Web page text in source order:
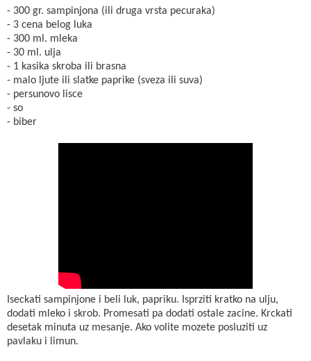
- 300 gr. sampinjona (ili druga vrsta pecuraka)
- 3 cena belog luka
- 300 ml. mleka
- 30 ml. ulja
- 1 kasika skroba ili brasna
- malo ljute ili slatke paprike (sveza ili suva)
- persunovo lisce
- so
- biber
Iseckati sampinjone i beli luk, papriku. Isprziti kratko na ulju,
dodati mleko i skrob. Promesati pa dodati ostale zacine. Krckati
desetak minuta uz mesanje. Ako volite mozete posluziti uz
pavlaku i limun.